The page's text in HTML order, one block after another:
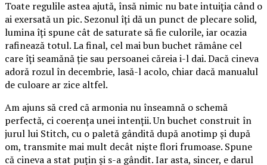
Toate regulile astea ajută, însă nimic nu bate intuiția când o
ai exersată un pic. Sezonul îți dă un punct de plecare solid,
lumina îți spune cât de saturate să fie culorile, iar ocazia
rafinează totul. La final, cel mai bun buchet rămâne cel
care îți seamănă ție sau persoanei căreia i-l dai. Dacă cineva
adoră rozul în decembrie, lasă-l acolo, chiar dacă manualul
de culoare ar zice altfel.
Am ajuns să cred că armonia nu înseamnă o schemă
perfectă, ci coerența unei intenții. Un buchet construit în
jurul lui Stitch, cu o paletă gândită după anotimp și după
om, transmite mai mult decât niște flori frumoase. Spune
că cineva a stat puțin și s-a gândit. Iar asta, sincer, e darul